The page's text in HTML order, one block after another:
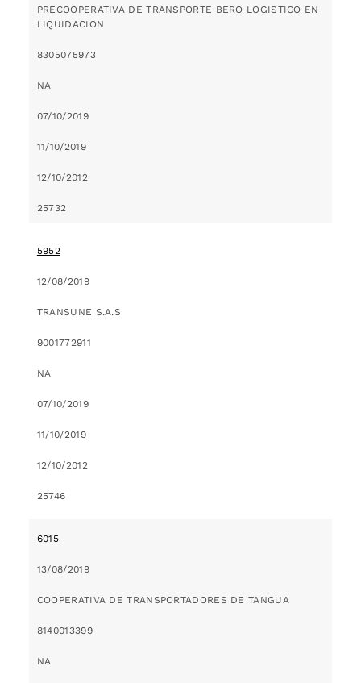
PRECOOPERATIVA DE TRANSPORTE BERO LOGISTICO EN
LIQUIDACION
8305075973
NA
07/10/2019
11/10/2019
12/10/2012
25732
5952
12/08/2019
TRANSUNE S.A.S
9001772911
NA
07/10/2019
11/10/2019
12/10/2012
25746
6015
13/08/2019
COOPERATIVA DE TRANSPORTADORES DE TANGUA
8140013399
NA